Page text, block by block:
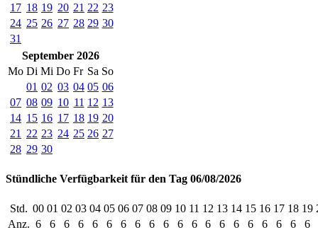
17 18 19 20 21 22 23
24 25 26 27 28 29 30
31
September 2026
Mo Di Mi Do Fr Sa So
01 02 03 04 05 06
07 08 09 10 11 12 13
14 15 16 17 18 19 20
21
22 23 24 25 26 27
28 29 30
Stündliche Verfügbarkeit für den Tag 06/08/2026
Std. 00 01 02 03 04 05 06 07 08 09 10 11 12 13 14 15 16 17 18 19
Anz. 6 6 6 6 6 6 6 6 6 6 6 6 6 6 6 6 6 6 6 6